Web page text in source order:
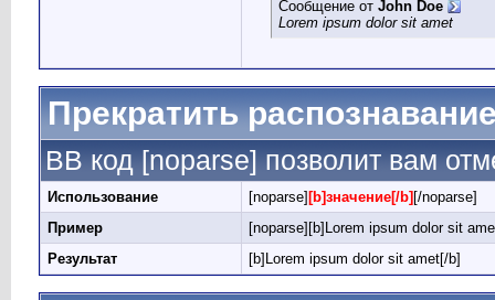
Сообщение от John Doe
Lorem ipsum dolor sit amet
Прекратить
BB код [noparse] позволит вам
Использование [noparse] [b]значение[/b] [/noparse]
Пример
[noparse][b]Lorem ipsum dolor sit
Результат
[b]Lorem ipsum dolor sit amet[/b]